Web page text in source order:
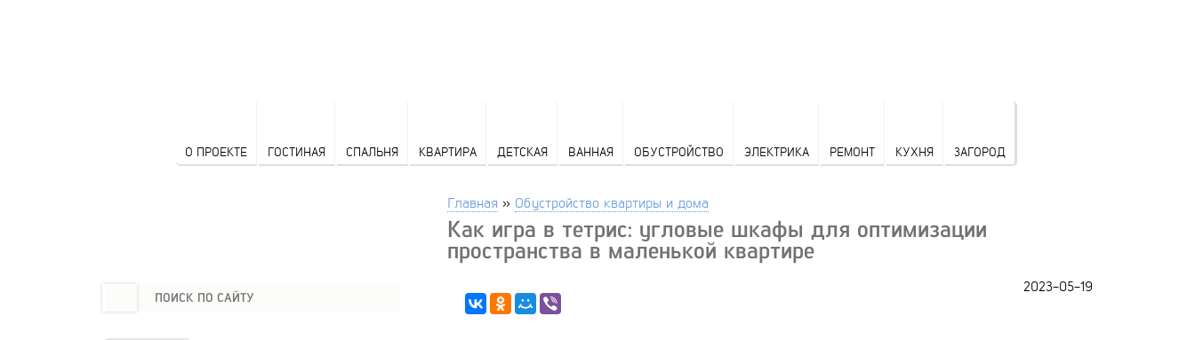
О ПРОЕКТЕ ГОСТИНАЯ СПАЛЬНЯ КВАРТИРА ДЕТСКАЯ ВАННАЯ ОБУСТРОЙСТВО ЭЛЕКТРИКА РЕМОНТ КУХНЯ ЗАГОРОД
Главная » Обустройство квартиры и дома
Как игра в тетрис: угловые шкафы для оптимизации
пространства в маленькой квартире
2023-05-19